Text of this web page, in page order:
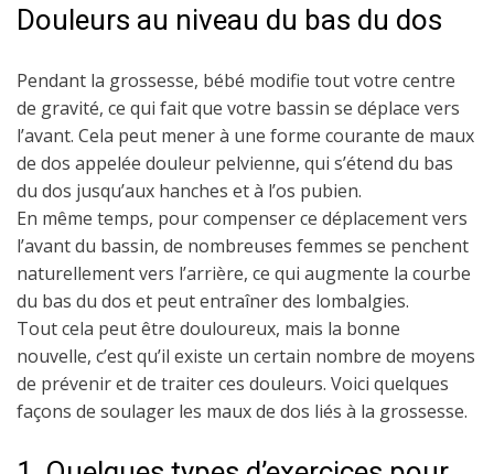
Douleurs au niveau du bas du dos
Pendant la grossesse, bébé modifie tout votre centre
de gravité, ce qui fait que votre bassin se déplace vers
l’avant. Cela peut mener à une forme courante de maux
de dos appelée douleur pelvienne, qui s’étend du bas
du dos jusqu’aux hanches et à l’os pubien.
En même temps, pour compenser ce déplacement vers
l’avant du bassin, de nombreuses femmes se penchent
naturellement vers l’arrière, ce qui augmente la courbe
du bas du dos et peut entraîner des lombalgies.
Tout cela peut être douloureux, mais la bonne
nouvelle, c’est qu’il existe un certain nombre de moyens
de prévenir et de traiter ces douleurs. Voici quelques
façons de soulager les maux de dos liés à la grossesse.